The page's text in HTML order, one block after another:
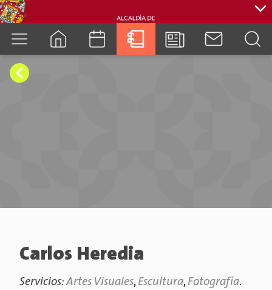
Carlos Heredia
Servicios:Artes Visuales, Escultura, Fotografía.